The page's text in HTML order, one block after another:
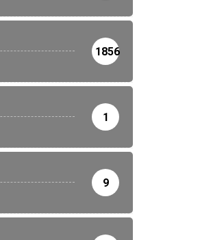
DESTAQUE
Fé usada como arma:
deixa vítima...
7 de agosto de 2026
1856
1
9